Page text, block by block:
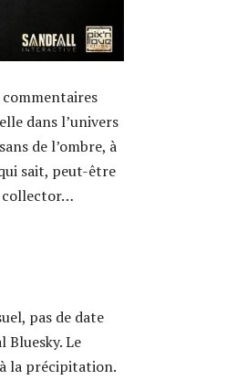
dans l’univers
de l’ombre, à
sait, peut-être
collector…
pas de date
Bluesky. Le
la précipitation.